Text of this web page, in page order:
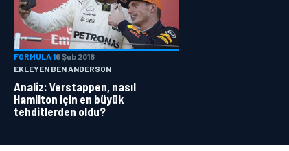
FORMULA 16 Şub 2018
EKLEYEN BEN ANDERSON
Analiz: Verstappen, nasıl
Hamilton için en büyük
tehditlerden oldu?